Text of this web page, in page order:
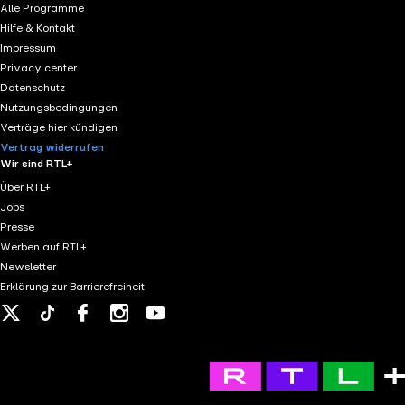
Alle Programme
Hilfe & Kontakt
Impressum
Privacy center
Datenschutz
Nutzungsbedingungen
Verträge hier kündigen
Vertrag widerrufen
Wir sind RTL+
Über RTL+
Jobs
Presse
Werben auf RTL+
Newsletter
Erklärung zur Barrierefreiheit
Tiktok FacebookInstagram